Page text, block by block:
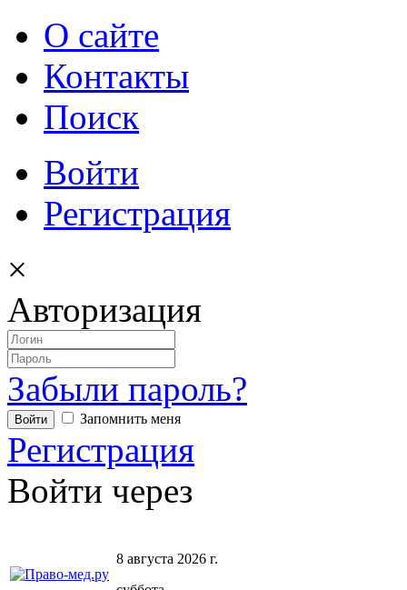
О сайте
Контакты
Поиск
Войти
Регистрация
×
Авторизация
Забыли пароль?
Запомнить меня
Регистрация
Войти через
8 августа 2026 г.